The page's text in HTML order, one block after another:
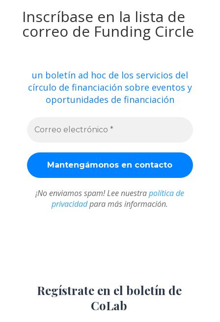
Inscríbase en la lista de
correo de Funding Circle
un boletín ad hoc de los servicios del
círculo de financiación sobre eventos y
oportunidades de financiación
¡No enviamos spam! Lee nuestrapolítica de
privacidadpara más información.
Regístrate en el boletín de
CoLab